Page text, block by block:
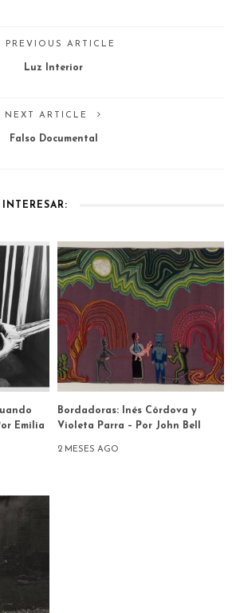
PREVIOUS ARTICLE
Luz Interior
NEXT ARTICLE
Falso Documental
Emilia
Bordadoras: Inés Córdova y
Violeta Parra – Por John Bell
2 MESES AGO